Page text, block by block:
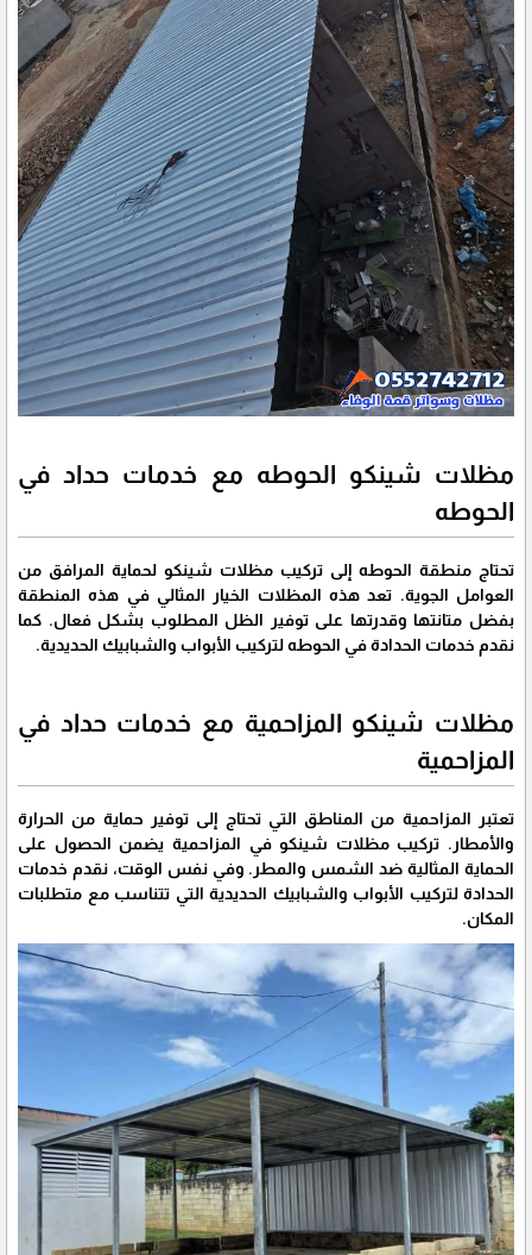
مظلات شينكو الحوطه مع خدمات حداد في
الحوطه
تحتاج منطقة الحوطه إلى تركيب مظلات شينكو لحماية المرافق من
العوامل الجوية. تعد هذه المظلات الخيار المثالي في هذه المنطقة
بفضل متانتها وقدرتها على توفير الظل المطلوب بشكل فعال. كما
نقدم خدمات الحدادة في الحوطه لتركيب الأبواب والشبابيك الحديدية.
مظلات شينكو المزاحمية مع خدمات حداد في
المزاحمية
تعتبر المزاحمية من المناطق التي تحتاج إلى توفير حماية من الحرارة
والأمطار. تركيب مظلات شينكو في المزاحمية يضمن الحصول على
الحماية المثالية ضد الشمس والمطر. وفي نفس الوقت، نقدم خدمات
الحدادة لتركيب الأبواب والشبابيك الحديدية التي تتناسب مع متطلبات
المكان.